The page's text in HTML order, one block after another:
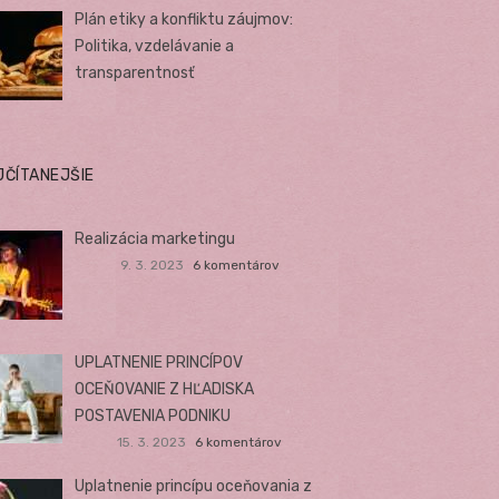
Plán etiky a konfliktu záujmov:
Politika, vzdelávanie a
transparentnosť
Realizácia marketingu
9. 3. 2023 6 komentárov
UPLATNENIE PRINCÍPOV
OCEŇOVANIE Z HĽADISKA
POSTAVENIA PODNIKU
15. 3. 2023 6 komentárov
Uplatnenie princípu oceňovania z